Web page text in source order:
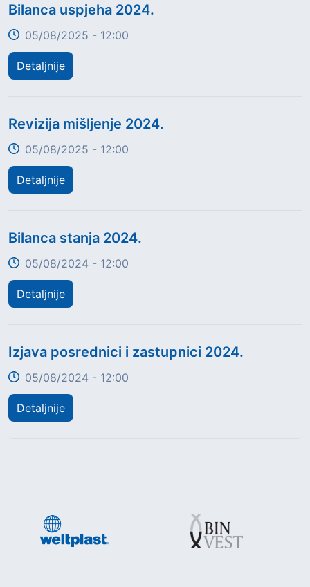
Title
Bilanca uspjeha 2024.
05/08/2025 - 12:00
Detaljnije
Title
Revizija mišljenje 2024.
05/08/2025 - 12:00
Detaljnije
Title
Bilanca stanja 2024.
05/08/2024 - 12:00
Detaljnije
Title
Izjava posrednici i zastupnici 2024.
05/08/2024 - 12:00
Detaljnije